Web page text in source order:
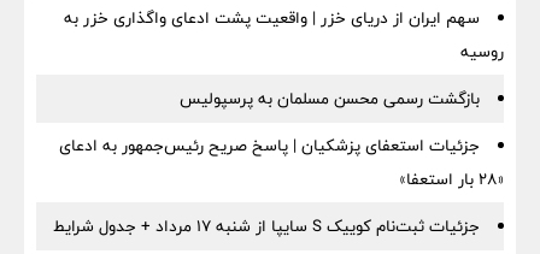
سهم ایران از دریای خزر | واقعیت پشت ادعای واگذاری خزر به
روسیه
بازگشت رسمی محسن مسلمان به پرسپولیس
جزئیات استعفای پزشکیان | پاسخ صریح رئیس‌جمهور به ادعای
«۲۸ بار استعفا»
جزئیات ثبت‌نام کوییک S سایپا از شنبه ۱۷ مرداد + جدول شرایط